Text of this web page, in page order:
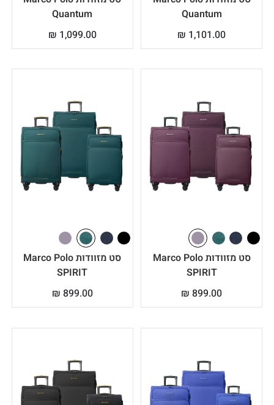
Quantum
₪ 1,101.00
Quantum
₪ 1,099.00
סט מזוודות Marco Polo
SPIRIT
₪ 899.00
סט מזוודות Marco Polo
SPIRIT
₪ 899.00